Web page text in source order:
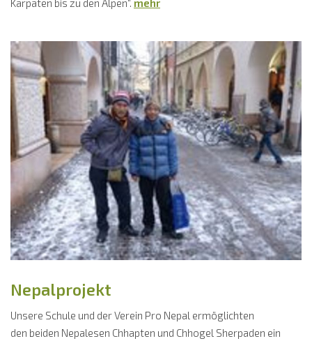
Karpaten bis zu den Alpen“. mehr
Nepalprojekt
Unsere Schule und der Verein Pro Nepal ermöglichten
den beiden Nepalesen Chhapten und Chhogel Sherpaden ein